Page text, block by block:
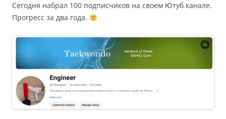
Сегодня набрал 100 подписчиков на своем Ютуб канале.
Прогресс за два года.